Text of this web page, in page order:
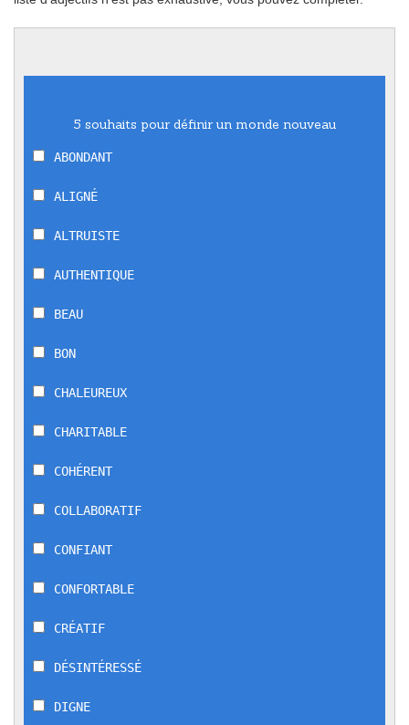
5 souhaits pour définir un monde nouveau
ABONDANT
ALIGNÉ
ALTRUISTE
AUTHENTIQUE
BEAU
BON
CHALEUREUX
CHARITABLE
COHÉRENT
COLLABORATIF
CONFIANT
CONFORTABLE
CRÉATIF
DÉSINTÉRESSÉ
DIGNE